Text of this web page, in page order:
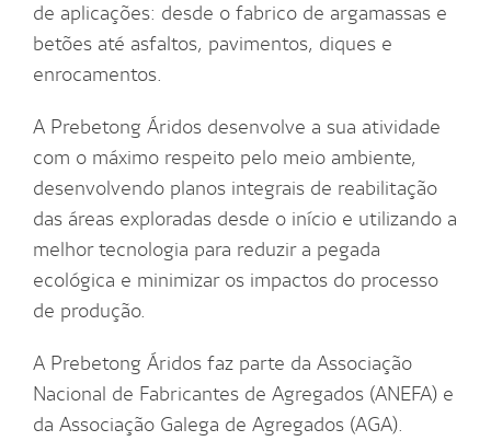
de aplicações: desde o fabrico de argamassas e
betões até asfaltos, pavimentos, diques e
enrocamentos.
A Prebetong Áridos desenvolve a sua atividade
com o máximo respeito pelo meio ambiente,
desenvolvendo planos integrais de reabilitação
das áreas exploradas desde o início e utilizando a
melhor tecnologia para reduzir a pegada
ecológica e minimizar os impactos do processo
de produção.
A Prebetong Áridos faz parte da Associação
Nacional de Fabricantes de Agregados (ANEFA) e
da Associação Galega de Agregados (AGA).